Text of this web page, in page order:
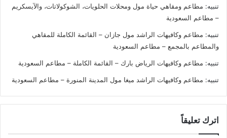
تنبيه: مطاعم ومقاهي حياة مول ومحلات الحلويات، الشوكولاتات، والآيسكريم
– مطاعم السعودية
تنبيه: مطاعم وكافيهات الراشد مول جازان – القائمة الكاملة للمقاهي
والمطاعم بالمجمع – مطاعم السعودية
تنبيه: مطاعم وكافيهات الرياض بارك – القائمة الكاملة – مطاعم السعودية
تنبيه: مطاعم وكافيهات الراشد ميغا مول المدينة المنورة – مطاعم السعودية
اترك تعليقاً